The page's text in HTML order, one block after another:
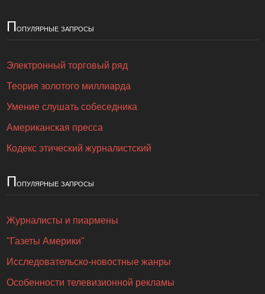
Популярные запросы
Электронный торговый ряд
Теория золотого миллиарда
Умение слушать собеседника
Американская пресса
Кодекс этический журналистский
Популярные запросы
Журналисты и пиармены
"Газеты Америки"
Исследовательско-новостные жанры
Особенности телевизионной рекламы